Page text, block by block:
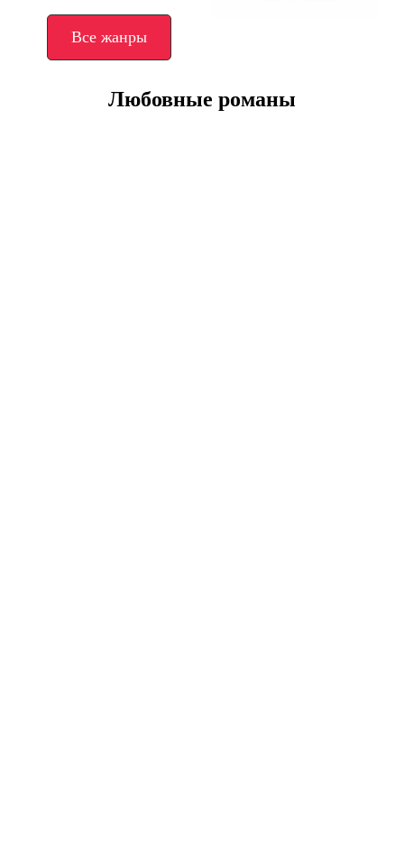
Все жанры
Любовные романы